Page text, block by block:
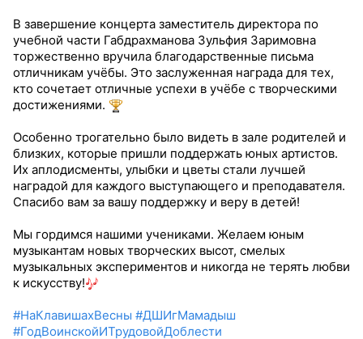
В завершение концерта заместитель директора по
учебной части Габдрахманова Зульфия Заримовна
торжественно вручила благодарственные письма
отличникам учёбы. Это заслуженная награда для тех,
кто сочетает отличные успехи в учёбе с творческими
достижениями.
Особенно трогательно было видеть в зале родителей и
близких, которые пришли поддержать юных артистов.
Их аплодисменты, улыбки и цветы стали лучшей
наградой для каждого выступающего и преподавателя.
Спасибо вам за вашу поддержку и веру в детей!
Мы гордимся нашими учениками. Желаем юным
музыкантам новых творческих высот, смелых
музыкальных экспериментов и никогда не терять любви
к искусству!
#НаКлавишахВесны #ДШИгМамадыш
#ГодВоинскойИТрудовойДоблести